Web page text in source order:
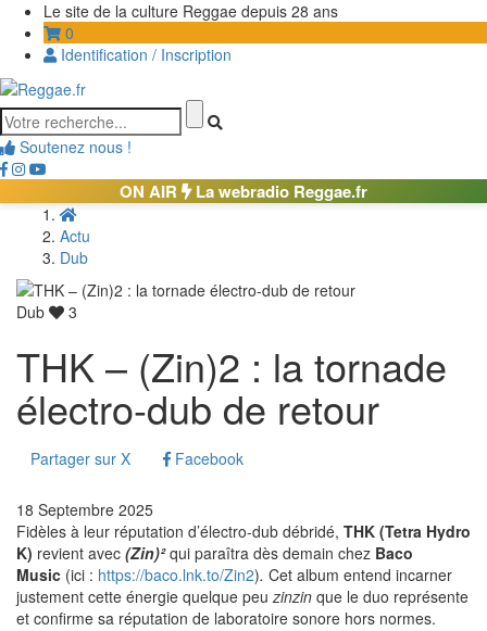
Le site de la culture Reggae depuis 28 ans
0
Identification / Inscription
Soutenez nous !
ON AIR La webradio Reggae.fr
Actu
Dub
Dub 3
THK – (Zin)2 : la tornade
électro-dub de retour
Partager sur X Facebook
18 Septembre 2025
Fidèles à leur réputation d’électro-dub débridé, THK (Tetra Hydro
K) revient avec (Zin)² qui paraîtra dès demain chez Baco
Music (ici : https://baco.lnk.to/Zin2). Cet album entend incarner
justement cette énergie quelque peuzinzin que le duo représente
et confirme sa réputation de laboratoire sonore hors normes.